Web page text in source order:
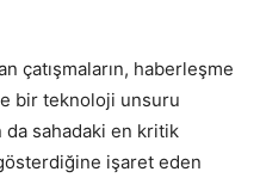
çatışmaların, haberleşme
bir teknoloji unsuru
da sahadaki en kritik
işaret eden